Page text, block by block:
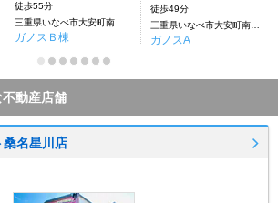
徒歩55分
ガノスＢ棟
徒歩49分
ガノスA
動産店舗
桑名星川店